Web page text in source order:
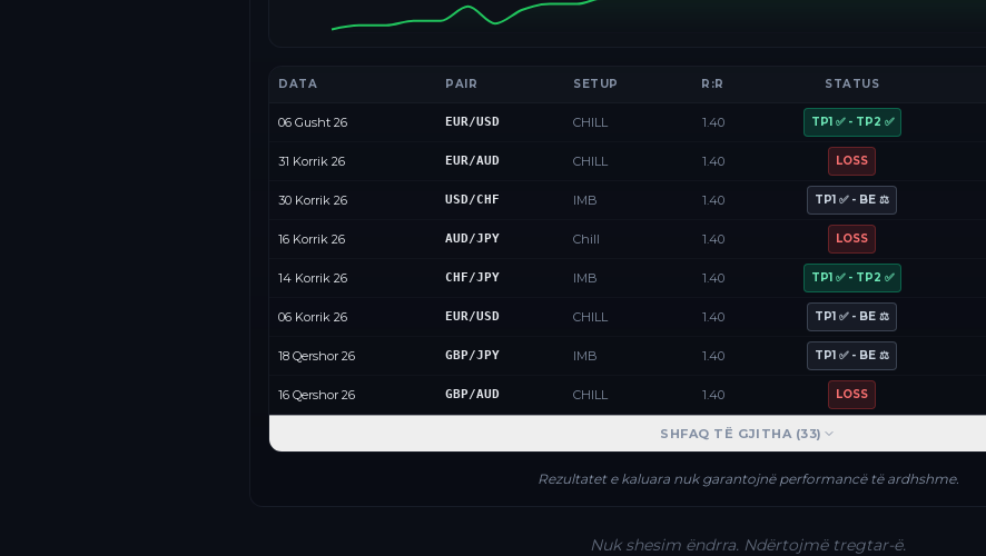
DATA PAIR SETUP R:R STATUS
06 Gusht 26 EUR/USD CHILL 1.40 TP1 ✅ - TP2 ✅
31 Korrik 26 EUR/AUD CHILL 1.40 LOSS
30 Korrik 26 USD/CHF IMB 1.40 TP1 ✅ - BE ⚖️
16 Korrik 26 AUD/JPY Chill 1.40 LOSS
14 Korrik 26 CHF/JPY IMB 1.40 TP1 ✅ - TP2 ✅
06 Korrik 26 EUR/USD CHILL 1.40 TP1 ✅ - BE ⚖️
18 Qershor 26 GBP/JPY IMB 1.40 TP1 ✅ - BE ⚖️
16 Qershor 26 GBP/AUD CHILL 1.40 LOSS
SHFAQ TË GJITHA (33)
Rezultatet e kaluara nuk garantojnë performancë të ardhshme.
Nuk shesim ëndrra. Ndërtojmë tregtar-ë.